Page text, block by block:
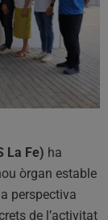
La Fe) ha
òrgan estable
perspectiva
de l’activitat